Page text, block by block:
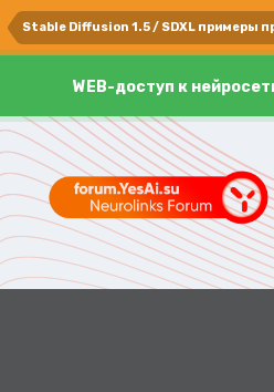
Stable Diffusion 1.5 / SDXL примеры
WEB-доступ к